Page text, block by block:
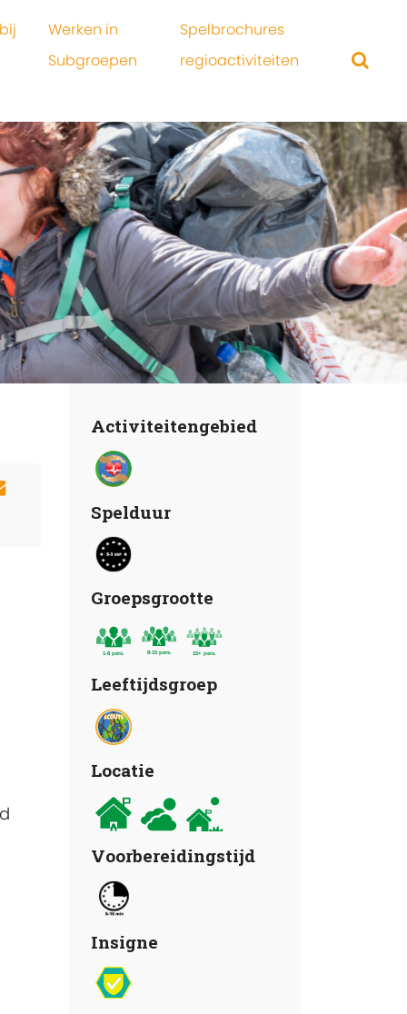
Werken in
Subgroepen
Spelbrochures
regioactiviteiten
Activiteitengebied
Spelduur
Groepsgrootte
Leeftijdsgroep
Locatie
Voorbereidingstijd
Insigne